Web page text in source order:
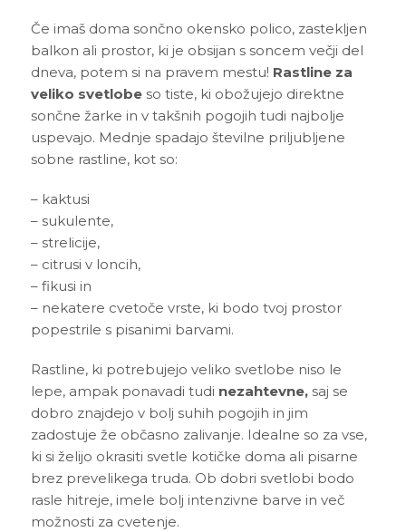
Če imaš doma sončno okensko polico, zastekljen
balkon ali prostor, ki je obsijan s soncem večji del
dneva, potem si na pravem mestu! Rastline za
veliko svetlobeso tiste, ki obožujejo direktne
sončne žarke in v takšnih pogojih tudi najbolje
uspevajo. Mednje spadajo številne priljubljene
sobne rastline, kot so:
– kaktusi
– sukulente,
– strelicije,
– citrusi v loncih,
– fikusi in
– nekatere cvetoče vrste, ki bodo tvoj prostor
popestrile s pisanimi barvami.
Rastline, ki potrebujejo veliko svetlobe niso le
lepe, ampak ponavadi tudi nezahtevne,saj se
dobro znajdejo v bolj suhih pogojih in jim
zadostuje že občasno zalivanje. Idealne so za vse,
ki si želijo okrasiti svetle kotičke doma ali pisarne
brez prevelikega truda. Ob dobri svetlobi bodo
rasle hitreje, imele bolj intenzivne barve in več
možnosti za cvetenje.